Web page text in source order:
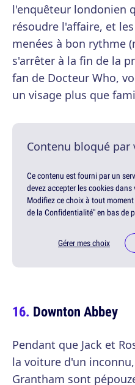
l'enquêteur londonien
résoudre l'affaire, et
menées à bon rythme
s'arrêter à la fin de la
fan de Docteur Who,
un visage plus que
Contenu bloqué par
Ce contenu est fourni par un
devez accepter les cookies
Modifiez ce choix à tout
de la Confidentialité" en bas de
Gérer mes choix
Downton Abbey
Pendant que Jack et
la voiture d'un
Grantham sont